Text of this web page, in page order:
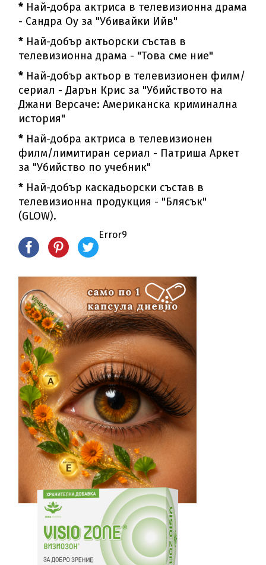
* Най-добра актриса в телевизионна драма
- Сандра Оу за "Убивайки Ийв"
* Най-добър актьорски състав в
телевизионна драма - "Това сме ние"
* Най-добър актьор в телевизионен филм/
сериал - Дарън Крис за "Убийството на
Джани Версаче: Американска криминална
история"
* Най-добра актриса в телевизионен
филм/лимитиран сериал - Патриша Аркет
за "Убийство по учебник"
* Най-добър каскадьорски състав в
телевизионна продукция - "Блясък"
(GLOW).
Error9